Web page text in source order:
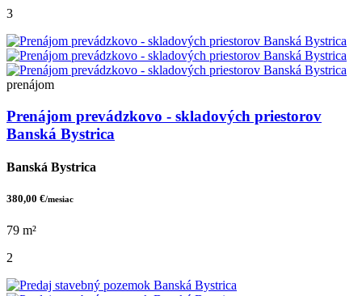
3
prenájom
Prenájom prevádzkovo - skladových priestorov
Banská Bystrica
Banská Bystrica
380,00 €/mesiac
79 m²
2